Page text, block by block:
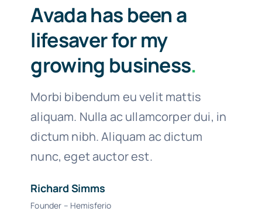
Avada has been a
lifesaver for my
growing business.
Morbi bibendum eu velit mattis
aliquam. Nulla ac ullamcorper dui, in
dictum nibh. Aliquam ac dictum
nunc, eget auctor est.
Richard Simms
Founder – Hemisferio